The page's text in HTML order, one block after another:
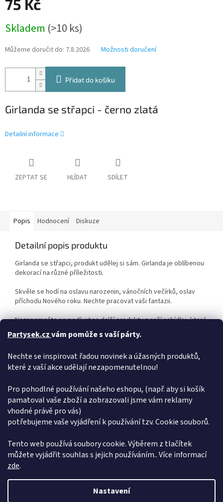
Partysek.czvám pomůže s vaší párty.
Nechte se inspirovat řadou novinek a úžasných produktů,
které z vaší akce udělají nezapomenutelnou!
Pro pohodlné používání našeho eshopu, (např. aby si košík
pamatoval vaše zboží a zobrazovali jsme vám reklamy
vhodné právě pro vás)
potřebujeme vaše vyjádření k používání tzv. Cookie souborů.
Tento web používá soubory cookie. Výběrem z tlačítek
můžete vyjádřit souhlas s jejich používáním.. Více informací
zde.
Nastavení
75 Kč
cena:
Skladem (>10 ks)
Můžeme doručit do: 7.8.2026 Možnosti doručení
Přidat do košíku
Girlanda se střapci - černo zlatá
Detailní informace
ZEPTAT SE HLÍDAT SDÍLET
Popis Hodnocení Diskuze
Detailní popis produktu
Girlanda se střapci, produkt udělej si sám. Girlanda je oblíbenou
dekorací na různé příležitosti.
Skvěle se hodí na oslavu narozenin, vánočních večírků, oslav
příchodu Nového roku. Nechte pracovat vaši fantazii.
Nezapomeňte se podívat na další produkty z naší nabídky, které
se Vám mohou hodit na Vaši party.
Doplňkové parametry
Kategorie: Party a oslavy